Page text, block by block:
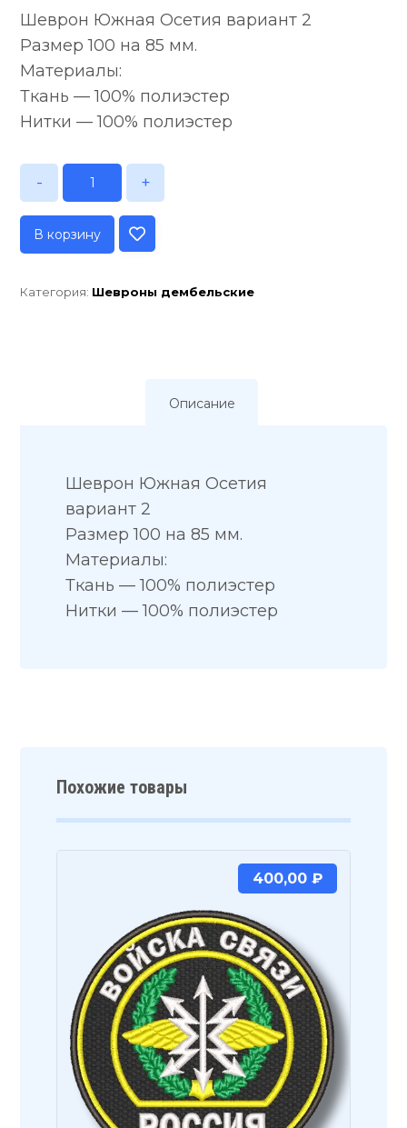
Шеврон Южная Осетия вариант 2
Размер 100 на 85 мм.
Материалы:
Ткань — 100% полиэстер
Нитки — 100% полиэстер
- +
В корзину
Категория: Шевроны дембельские
Описание
Шеврон Южная Осетия
вариант 2
Размер 100 на 85 мм.
Материалы:
Ткань — 100% полиэстер
Нитки — 100% полиэстер
Похожие товары
400,00 ₽